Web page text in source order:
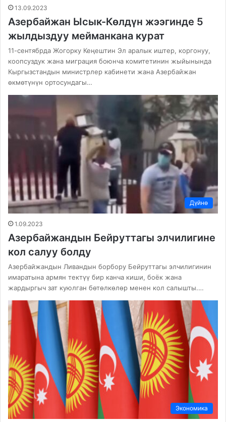
13.09.2023
Азербайжан Ысык-Көлдүн жээгинде 5
жылдыздуу мейманкана курат
11-сентябрда Жогорку Кеңештин Эл аралык иштер, коргонуу,
коопсуздук жана миграция боюнча комитетинин жыйынында
Кыргызстандын министрлер кабинети жана Азербайжан
өкмөтүнүн ортосундагы…
Дүйнө
1.09.2023
Азербайжандын Бейруттагы элчилигине
кол салуу болду
Азербайжандын Ливандын борбору Бейруттагы элчилигинин
имаратына армян тектүү бир канча киши, боёк жана
жардыргыч зат куюлган бөтөлкөлөр менен кол салышты.…
Экономика